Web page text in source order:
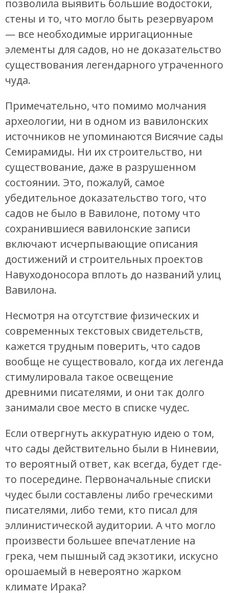
позволила выявить большие водостоки,
стены и то, что могло быть резервуаром
— все необходимые ирригационные
элементы для садов, но не доказательство
существования легендарного утраченного
чуда.
Примечательно, что помимо молчания
археологии, ни в одном из вавилонских
источников не упоминаются Висячие сады
Семирамиды. Ни их строительство, ни
существование, даже в разрушенном
состоянии. Это, пожалуй, самое
убедительное доказательство того, что
садов не было в Вавилоне, потому что
сохранившиеся вавилонские записи
включают исчерпывающие описания
достижений и строительных проектов
Навуходоносора вплоть до названий улиц
Вавилона.
Несмотря на отсутствие физических и
современных текстовых свидетельств,
кажется трудным поверить, что садов
вообще не существовало, когда их легенда
стимулировала такое освещение
древними писателями, и они так долго
занимали свое место в списке чудес.
Если отвергнуть аккуратную идею о том,
что сады действительно были в Ниневии,
то вероятный ответ, как всегда, будет где-
то посередине. Первоначальные списки
чудес были составлены либо греческими
писателями, либо теми, кто писал для
эллинистической аудитории. А что могло
произвести большее впечатление на
грека, чем пышный сад экзотики, искусно
орошаемый в невероятно жарком
климате Ирака?